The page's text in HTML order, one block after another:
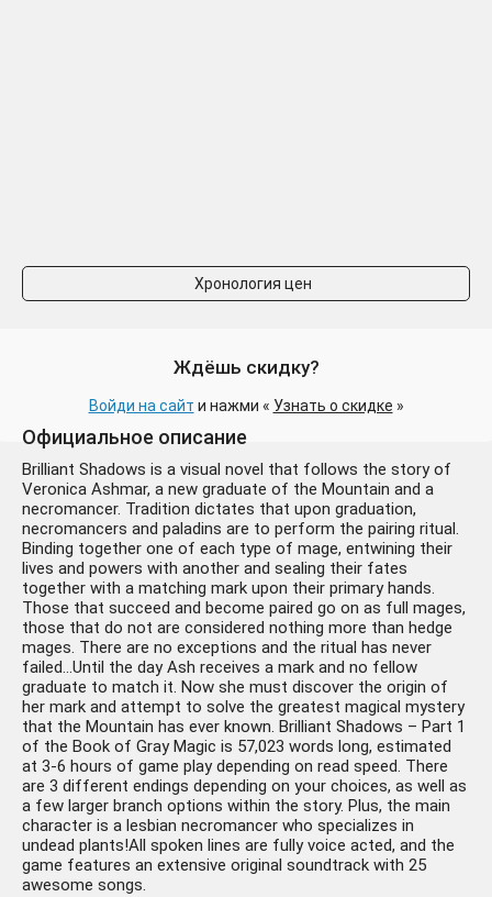
Хронология цен
Ждёшь скидку?
Войди на сайт и нажми « Узнать о скидке »
Официальное описание
Brilliant Shadows is a visual novel that follows the story of
Veronica Ashmar, a new graduate of the Mountain and a
necromancer. Tradition dictates that upon graduation,
necromancers and paladins are to perform the pairing ritual.
Binding together one of each type of mage, entwining their
lives and powers with another and sealing their fates
together with a matching mark upon their primary hands.
Those that succeed and become paired go on as full mages,
those that do not are considered nothing more than hedge
mages. There are no exceptions and the ritual has never
failed…Until the day Ash receives a mark and no fellow
graduate to match it. Now she must discover the origin of
her mark and attempt to solve the greatest magical mystery
that the Mountain has ever known. Brilliant Shadows – Part 1
of the Book of Gray Magic is 57,023 words long, estimated
at 3-6 hours of game play depending on read speed. There
are 3 different endings depending on your choices, as well as
a few larger branch options within the story. Plus, the main
character is a lesbian necromancer who specializes in
undead plants!All spoken lines are fully voice acted, and the
game features an extensive original soundtrack with 25
awesome songs.